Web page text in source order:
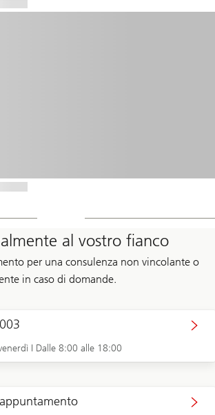
al vostro fianco
per una consulenza non vincolante o
in caso di domande.
I Dalle 8:00 alle 18:00